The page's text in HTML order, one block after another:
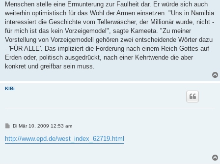
Menschen stelle eine Ermunterung zur Faulheit dar. Er würde sich auch
weiterhin optimistisch für das Wohl der Armen einsetzen. "Uns in Namibia
interessiert die Geschichte vom Tellerwäscher, der Millionär wurde, nicht -
für mich ist das kein Vorzeigemodel", sagte Kameeta. "Zu meiner
Vorstellung von Vorzeigemodell gehören zwei entscheidende Wörter dazu
- 'FÜR ALLE'. Das impliziert die Forderung nach einem Reich Gottes auf
Erden oder, politisch ausgedrückt, nach einer Kehrtwende die aber
konkret und greifbar sein muss.
KlBi
B
i
t
Di Mär 10, 2009 12:53 am
http://www.epd.de/west_index_62719.html